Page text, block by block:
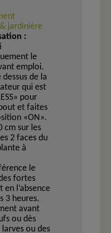
jardinière
:
le
emploi.
de la
qui est
pour
et faites
«ON».
cm sur les
2 faces du
à
le
fortes
l’absence
3 heures.
avant
ou dès
ou des